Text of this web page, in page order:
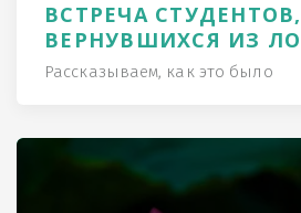
ВСТРЕЧА СТУДЕНТОВ,
ВЕРНУВШИХСЯ ИЗ
Рассказываем, как это было